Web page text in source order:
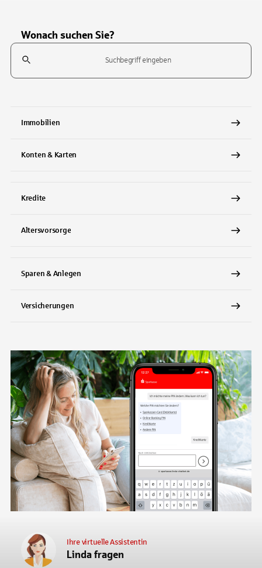
Wonach suchen Sie?
Suchfeld
Immobilien
Konten & Karten
Kredite
Altersvorsorge
Sparen & Anlegen
Versicherungen
Linda fragen
Ihre virtuelle Assistentin